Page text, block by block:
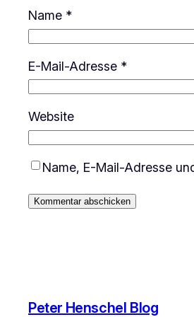
Name *
E-Mail-Adresse *
Website
Name, E-Mail-Adresse
Peter Henschel Blog